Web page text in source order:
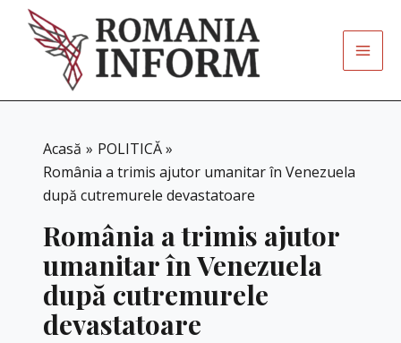
content
Acasă
POLITICĂ
România a trimis ajutor umanitar în Venezuela
după cutremurele devastatoare
România a trimis ajutor
umanitar în Venezuela
după cutremurele
devastatoare